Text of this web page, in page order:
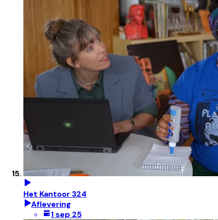
Het Kantoor 324
Aflevering
1 sep 25